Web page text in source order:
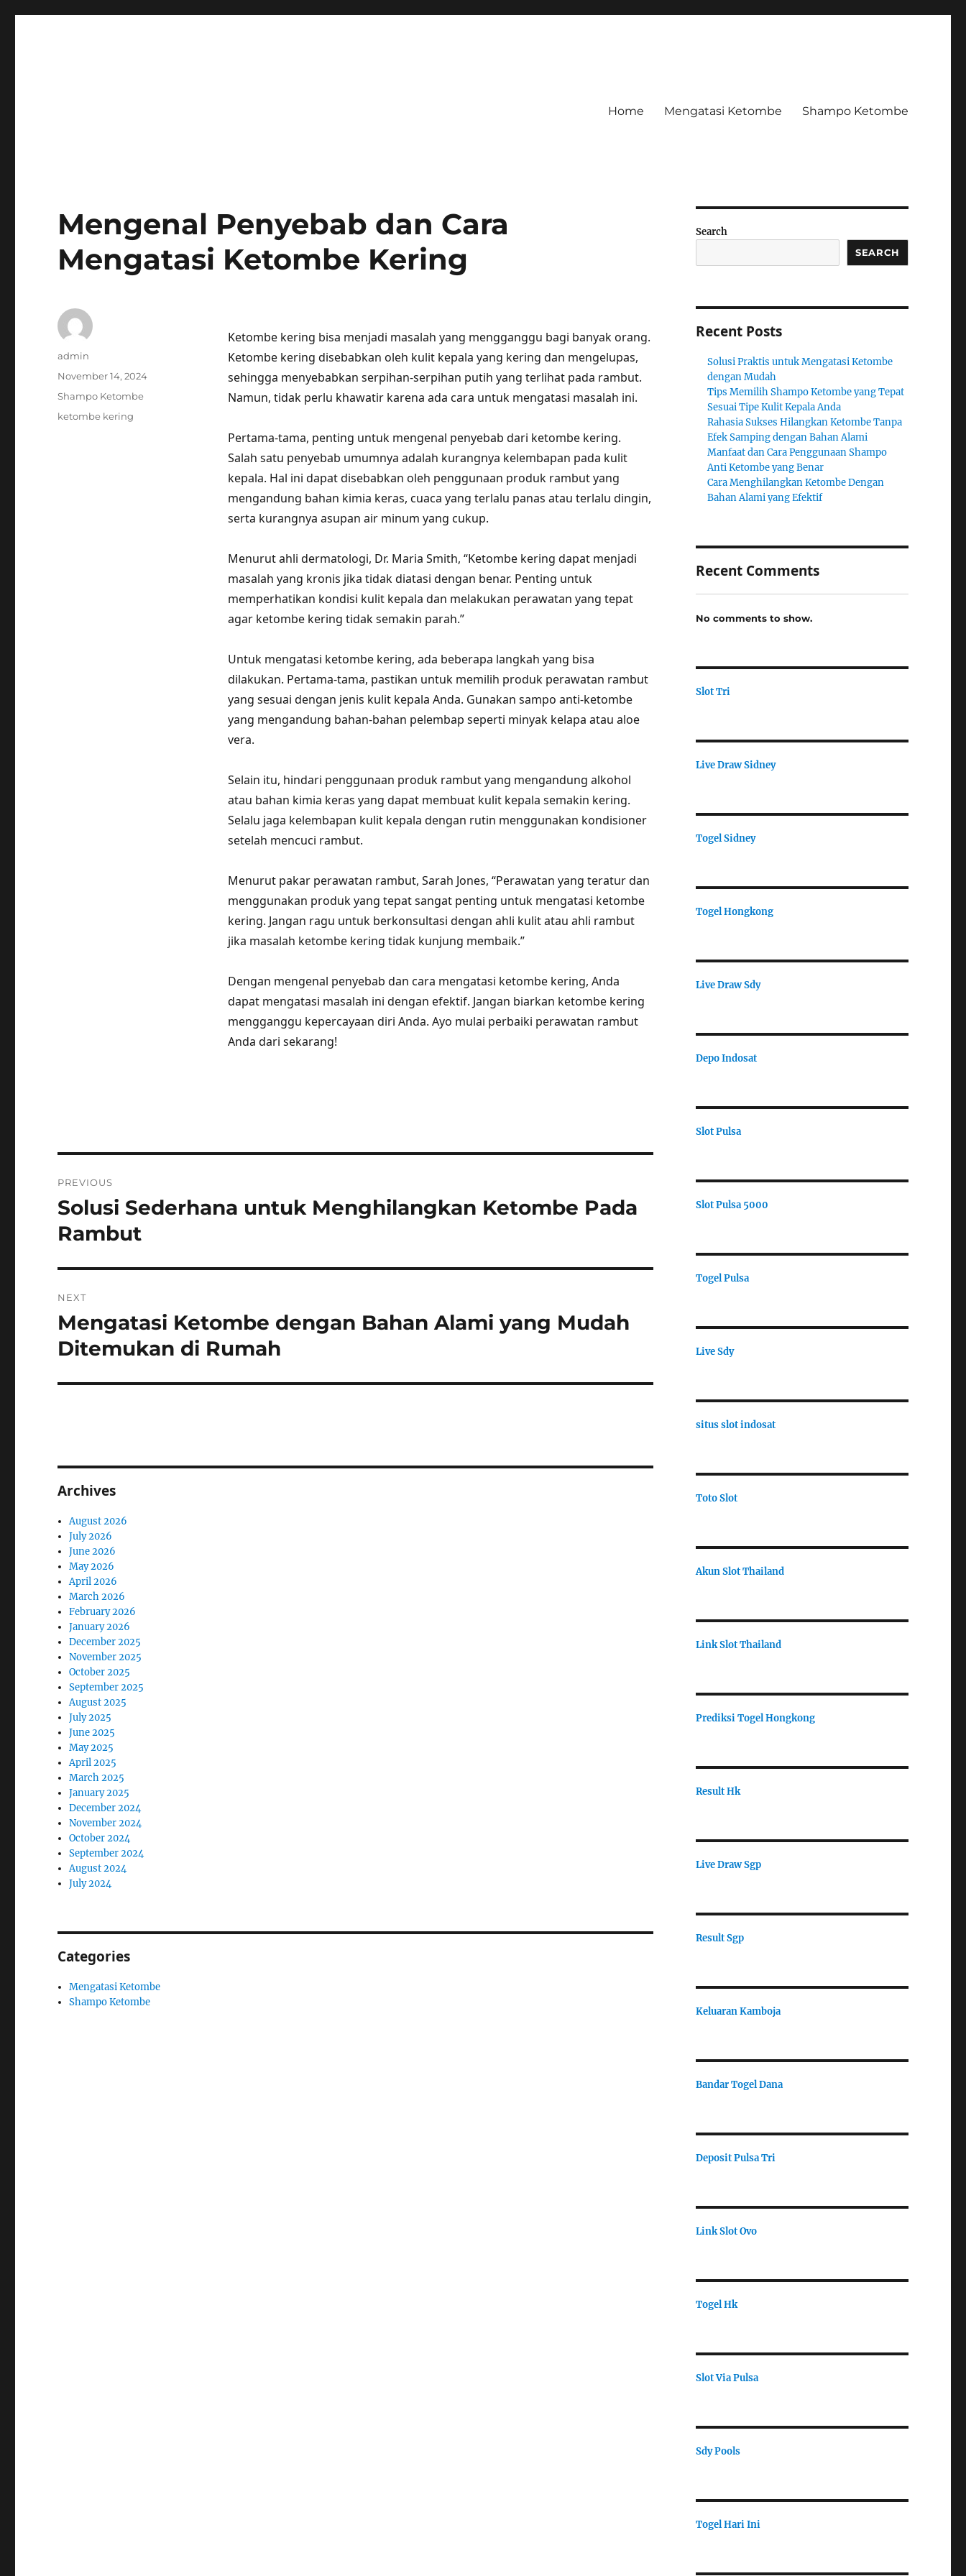
Home Mengatasi Ketombe Shampo Ketombe
Mengenal Penyebab dan Cara
Mengatasi Ketombe Kering
Ketombe kering bisa menjadi masalah yang mengganggu bagi banyak orang.
Ketombe kering disebabkan oleh kulit kepala yang kering dan mengelupas,
sehingga menyebabkan serpihan-serpihan putih yang terlihat pada rambut.
Namun, tidak perlu khawatir karena ada cara untuk mengatasi masalah ini.
Pertama-tama, penting untuk mengenal penyebab dari ketombe kering.
Salah satu penyebab umumnya adalah kurangnya kelembapan pada kulit
kepala. Hal ini dapat disebabkan oleh penggunaan produk rambut yang
mengandung bahan kimia keras, cuaca yang terlalu panas atau terlalu dingin,
serta kurangnya asupan air minum yang cukup.
Menurut ahli dermatologi, Dr. Maria Smith, “Ketombe kering dapat menjadi
masalah yang kronis jika tidak diatasi dengan benar. Penting untuk
memperhatikan kondisi kulit kepala dan melakukan perawatan yang tepat
agar ketombe kering tidak semakin parah.”
Untuk mengatasi ketombe kering, ada beberapa langkah yang bisa
dilakukan. Pertama-tama, pastikan untuk memilih produk perawatan rambut
yang sesuai dengan jenis kulit kepala Anda. Gunakan sampo anti-ketombe
yang mengandung bahan-bahan pelembap seperti minyak kelapa atau aloe
vera.
Selain itu, hindari penggunaan produk rambut yang mengandung alkohol
atau bahan kimia keras yang dapat membuat kulit kepala semakin kering.
Selalu jaga kelembapan kulit kepala dengan rutin menggunakan kondisioner
setelah mencuci rambut.
Menurut pakar perawatan rambut, Sarah Jones, “Perawatan yang teratur dan
menggunakan produk yang tepat sangat penting untuk mengatasi ketombe
kering. Jangan ragu untuk berkonsultasi dengan ahli kulit atau ahli rambut
jika masalah ketombe kering tidak kunjung membaik.”
Dengan mengenal penyebab dan cara mengatasi ketombe kering, Anda
dapat mengatasi masalah ini dengan efektif. Jangan biarkan ketombe kering
mengganggu kepercayaan diri Anda. Ayo mulai perbaiki perawatan rambut
Anda dari sekarang!
Author
admin
Posted
on
November 14, 2024
Categories
Shampo Ketombe
Tags
ketombe kering
navigation
PREVIOUS
Previous
post:
Solusi Sederhana untuk Menghilangkan Ketombe Pada
Rambut
NEXT
Next
post:
Mengatasi Ketombe dengan Bahan Alami yang Mudah
Ditemukan di Rumah
Archives
August 2026
July 2026
June 2026
May 2026
April 2026
March 2026
February 2026
January 2026
December 2025
November 2025
October 2025
September 2025
August 2025
July 2025
June 2025
May 2025
April 2025
March 2025
January 2025
December 2024
November 2024
October 2024
September 2024
August 2024
July 2024
Categories
Mengatasi Ketombe
Shampo Ketombe
Search
SEARCH
Recent Posts
Solusi Praktis untuk Mengatasi Ketombe
dengan Mudah
Tips Memilih Shampo Ketombe yang Tepat
Sesuai Tipe Kulit Kepala Anda
Rahasia Sukses Hilangkan Ketombe Tanpa
Efek Samping dengan Bahan Alami
Manfaat dan Cara Penggunaan Shampo
Anti Ketombe yang Benar
Cara Menghilangkan Ketombe Dengan
Bahan Alami yang Efektif
Recent Comments
No comments to show.
Slot Tri
Live Draw Sidney
Togel Sidney
Togel Hongkong
Live Draw Sdy
Depo Indosat
Slot Pulsa
Slot Pulsa 5000
Togel Pulsa
Live Sdy
situs slot indosat
Toto Slot
Akun Slot Thailand
Link Slot Thailand
Prediksi Togel Hongkong
Result Hk
Live Draw Sgp
Result Sgp
Keluaran Kamboja
Bandar Togel Dana
Deposit Pulsa Tri
Link Slot Ovo
Togel Hk
Slot Via Pulsa
Sdy Pools
Togel Hari Ini